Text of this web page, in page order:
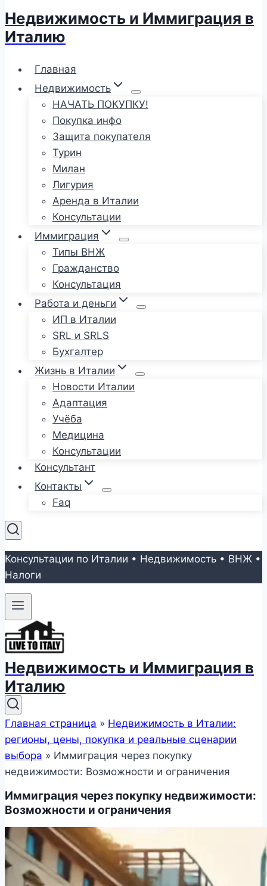
Недвижимость и Иммиграция в
Италию
Главная
Недвижимость
НАЧАТЬ ПОКУПКУ!
Покупка инфо
Защита покупателя
Турин
Милан
Лигурия
Аренда в Италии
Консультации
Иммиграция
Типы ВНЖ
Гражданство
Консультация
Работа и деньги
ИП в Италии
SRL и SRLS
Бухгалтер
Жизнь в Италии
Новости Италии
Адаптация
Учёба
Медицина
Консультации
Консультант
Контакты
Faq
Консультации по Италии • Недвижимость • ВНЖ •
Налоги
Недвижимость и Иммиграция в
Италию
Главная страница » Недвижимость в Италии:
регионы, цены, покупка и реальные сценарии
выбора » Иммиграция через покупку
недвижимости: Возможности и ограничения
Иммиграция через покупку недвижимости:
Возможности и ограничения